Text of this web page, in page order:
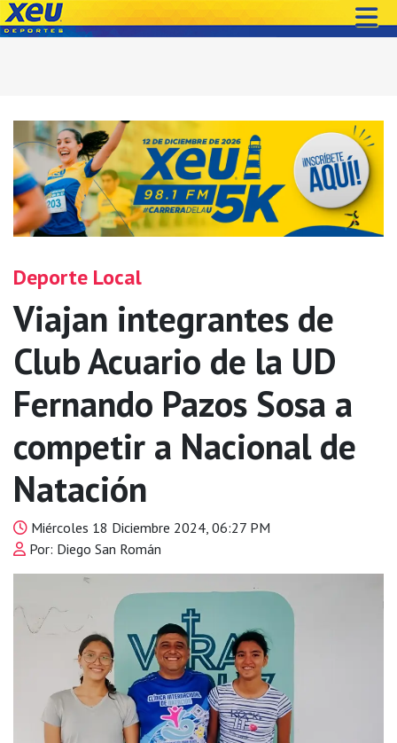
Deporte Local
Viajan integrantes de
Club Acuario de la UD
Fernando Pazos Sosa a
competir a Nacional de
Natación
Miércoles 18 Diciembre 2024, 06:27 PM
Por: Diego San Román